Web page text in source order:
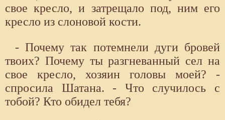
свое кресло, и затрещало под, ним его
кресло из слоновой кости.
- Почему так потемнели дуги бровей
твоих? Почему ты разгневанный сел на
свое кресло, хозяин головы моей? -
спросила Шатана. - Что случилось с
тобой? Кто обидел тебя?